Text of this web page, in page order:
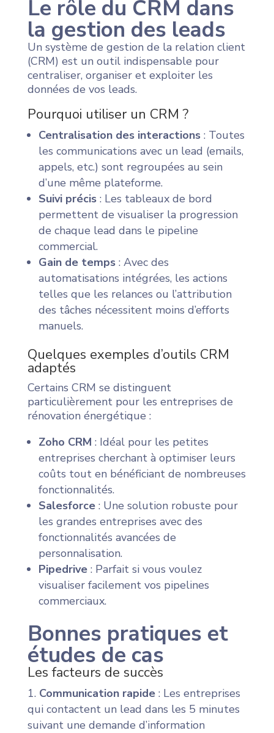
Le rôle du CRM dans
la gestion des leads
Un système de gestion de la relation client
(CRM) est un outil indispensable pour
centraliser, organiser et exploiter les
données de vos leads.
Pourquoi utiliser un CRM ?
Centralisation des interactions: Toutes
les communications avec un lead (emails,
appels, etc.) sont regroupées au sein
d’une même plateforme.
Suivi précis: Les tableaux de bord
permettent de visualiser la progression
de chaque lead dans le pipeline
commercial.
Gain de temps: Avec des
automatisations intégrées, les actions
telles que les relances ou l’attribution
des tâches nécessitent moins d’efforts
manuels.
Quelques exemples d’outils CRM
adaptés
Certains CRM se distinguent
particulièrement pour les entreprises de
rénovation énergétique :
Zoho CRM : Idéal pour les petites
entreprises cherchant à optimiser leurs
coûts tout en bénéficiant de nombreuses
fonctionnalités.
Salesforce: Une solution robuste pour
les grandes entreprises avec des
fonctionnalités avancées de
personnalisation.
Pipedrive: Parfait si vous voulez
visualiser facilement vos pipelines
commerciaux.
Bonnes pratiques et
études de cas
Les facteurs de succès
Communication rapide: Les entreprises
qui contactent un lead dans les 5 minutes
suivant une demande d’information